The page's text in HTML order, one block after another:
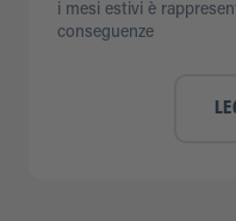
i mesi estivi è
conseguenze